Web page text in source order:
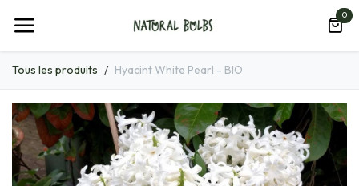
0
Tous les produits Hyacint White Pearl - BIO